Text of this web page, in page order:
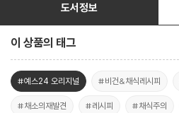
도서정보
이 상품의 태그
#예스24 오리지널 #비건&채식레시피
#채소의재발견 #레시피 #채식주의